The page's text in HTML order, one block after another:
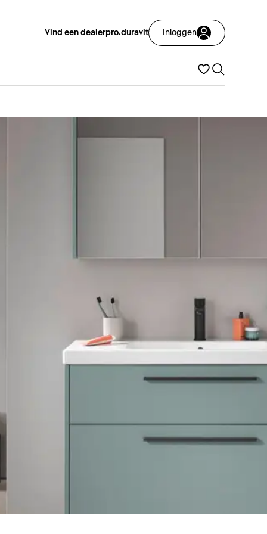
Vind een dealerpro.duravit Inloggen